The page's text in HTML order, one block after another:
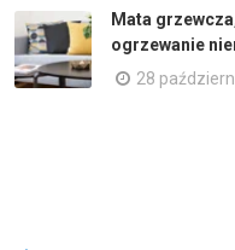
Mata
ogrzewanie
28